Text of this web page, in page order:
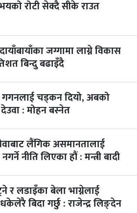
रोटी सेक्दै सीके राउत
जग्गामा लाग्ने विकास
बिन्दु बढाइँदै
गगनलाई चड्कन दियो, अबको
: मोहन बस्नेत
लैंगिक असमानतालाई
नीति लिएका हौं : मन्त्री बादी
र लडाइँका बेला भाग्नेलाई
धकेलेरै बिदा गर्छु : राजेन्द्र लिङ्देन